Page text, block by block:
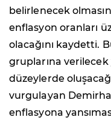
belirlenecek
enflasyon oranları
olacağını kaydetti.
gruplarına verilecek
düzeylerde
vurgulayan
enflasyona